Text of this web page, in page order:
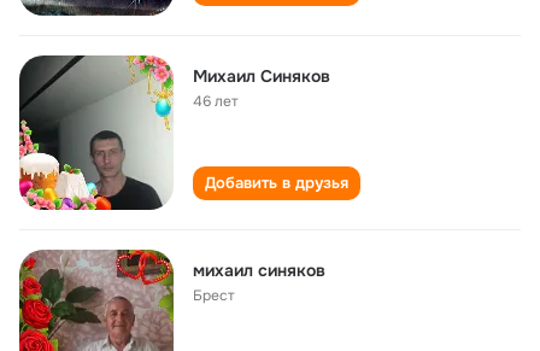
Михаил Синяков
46 лет
Добавить в друзья
михаил синяков
Брест